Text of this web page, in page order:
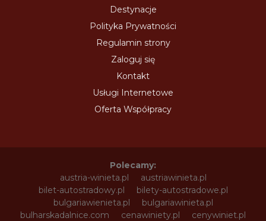
Destynacje
Polityka Prywatności
Regulamin strony
Zaloguj się
Kontakt
Usługi Internetowe
Oferta Współpracy
Polecamy:
austria-winieta.pl
austriawinieta.pl
bilet-autostradowy.pl
bilety-autostradowe.pl
bulgariawienieta.pl
bulgariawinieta.pl
bulharskadalnice.com
cenawiniety.pl
cenywiniet.pl